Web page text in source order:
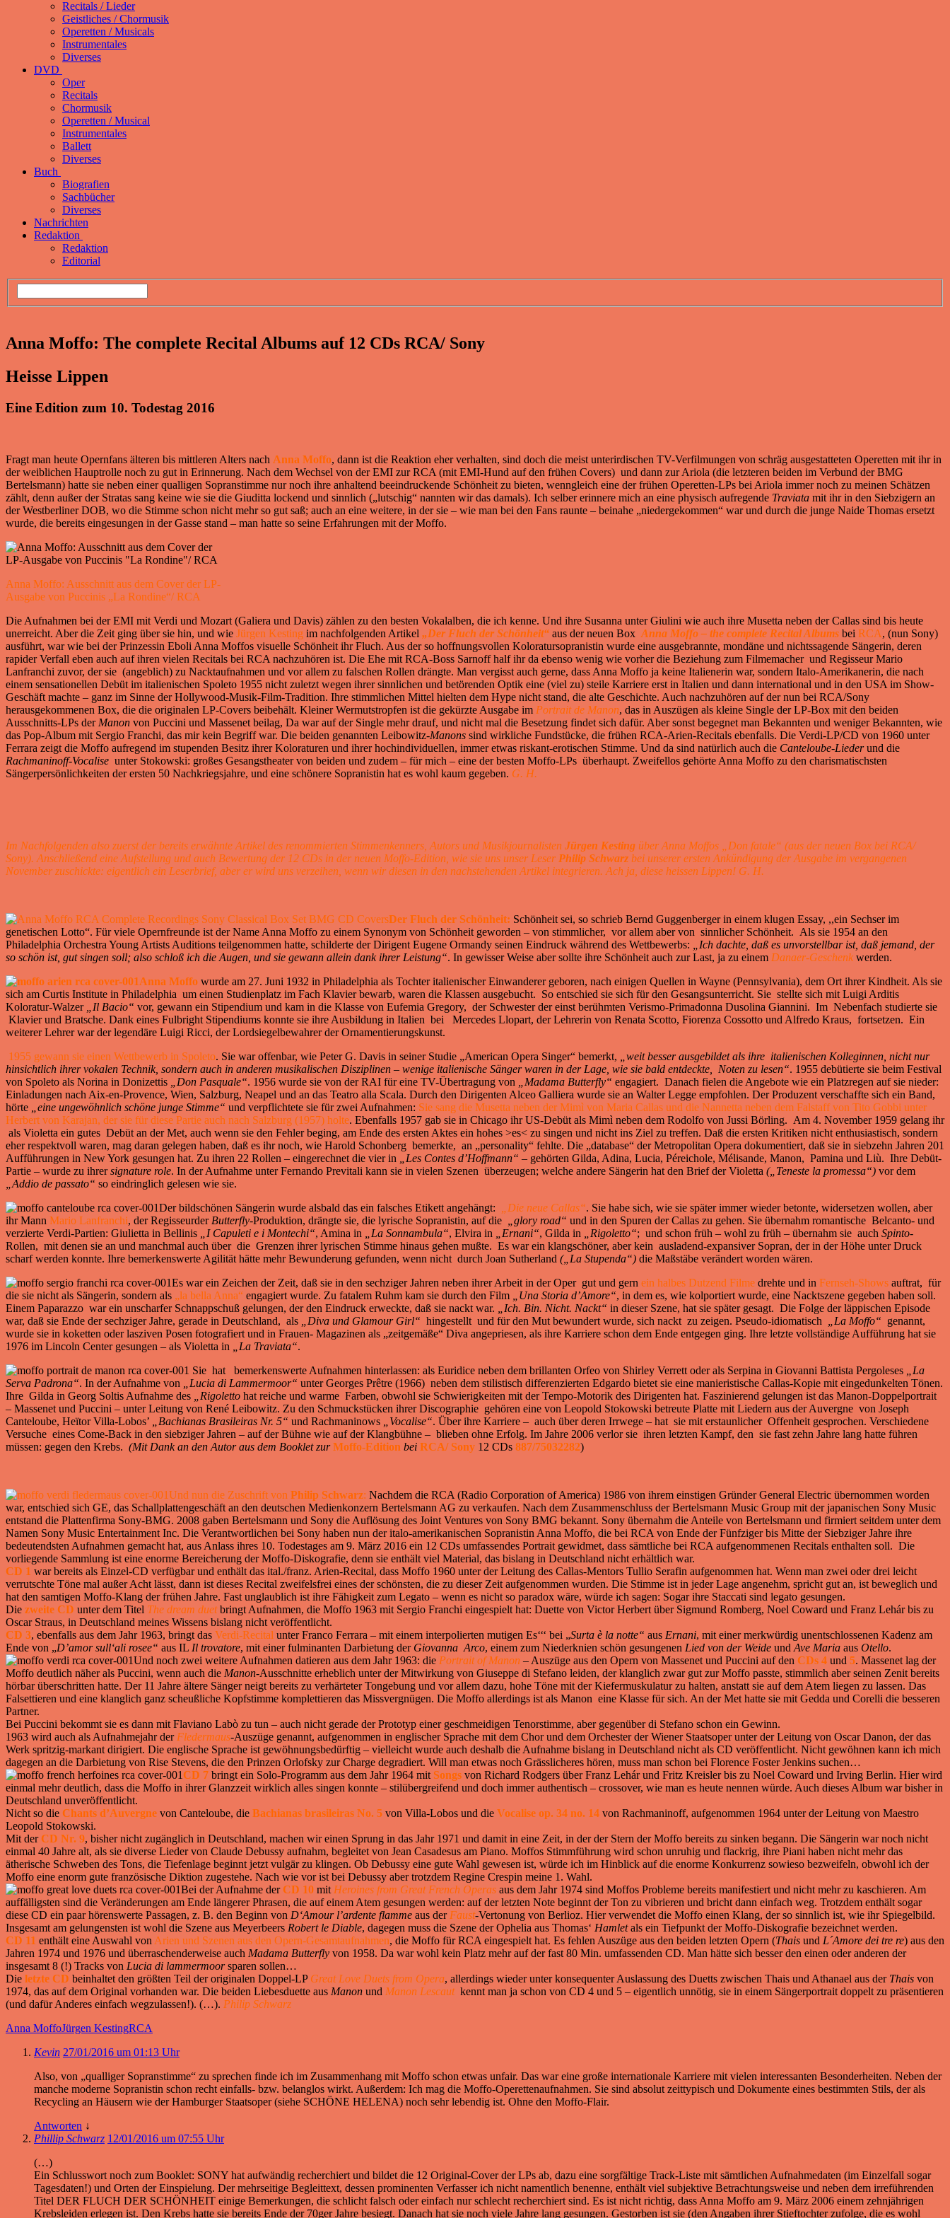
Recitals / Lieder
Geistliches / Chormusik
Operetten / Musicals
Instrumentales
Diverses
DVD
Oper
Recitals
Chormusik
Operetten / Musical
Instrumentales
Ballett
Diverses
Buch
Biografien
Sachbücher
Diverses
Nachrichten
Redaktion
Redaktion
Editorial
Anna Moffo: The complete Recital Albums auf 12 CDs RCA/ Sony
Heisse Lippen
Eine Edition zum 10. Todestag 2016
Fragt man heute Opernfans älteren bis mittleren Alters nach Anna Moffo, dann ist die Reaktion eher verhalten, sind doch die meist unterirdischen TV-Verfilmungen von schräg ausgestatteten Operetten mit ihr in
der weiblichen Hauptrolle noch zu gut in Erinnerung. Nach dem Wechsel von der EMI zur RCA (mit EMI-Hund auf den frühen Covers) und dann zur Ariola (die letzteren beiden im Verbund der BMG
Bertelsmann) hatte sie neben einer qualligen Sopranstimme nur noch ihre anhaltend beeindruckende Schönheit zu bieten, wenngleich eine der frühen Operetten-LPs bei Ariola immer noch zu meinen Schätzen
zählt, denn außer der Stratas sang keine wie sie die Giuditta lockend und sinnlich („lutschig“ nannten wir das damals). Ich selber erinnere mich an eine physisch aufregende Traviata mit ihr in den Siebzigern an
der Westberliner DOB, wo die Stimme schon nicht mehr so gut saß; auch an eine weitere, in der sie – wie man bei den Fans raunte – beinahe „niedergekommen“ war und durch die junge Naide Thomas ersetzt
wurde, die bereits eingesungen in der Gasse stand – man hatte so seine Erfahrungen mit der Moffo.
Anna Moffo: Ausschnitt aus dem Cover der LP-
Ausgabe von Puccinis „La Rondine“/ RCA
Die Aufnahmen bei der EMI mit Verdi und Mozart (Galiera und Davis) zählen zu den besten Vokalalben, die ich kenne. Und ihre Susanna unter Giulini wie auch ihre Musetta neben der Callas sind bis heute
unerreicht. Aber die Zeit ging über sie hin, und wie Jürgen Kesting im nachfolgenden Artikel „Der Fluch der Schönheit“ aus der neuen Box Anna Moffo – the complete Recital Albums bei RCA, (nun Sony)
ausführt, war wie bei der Prinzessin Eboli Anna Moffos visuelle Schönheit ihr Fluch. Aus der so hoffnungsvollen Koloratursopranistin wurde eine ausgebrannte, mondäne und nichtssagende Sängerin, deren
rapider Verfall eben auch auf ihren vielen Recitals bei RCA nachzuhören ist. Die Ehe mit RCA-Boss Sarnoff half ihr da ebenso wenig wie vorher die Beziehung zum Filmemacher und Regisseur Mario
Lanfranchi zuvor, der sie (angeblich) zu Nacktaufnahmen und vor allem zu falschen Rollen drängte. Man vergisst auch gerne, dass Anna Moffo ja keine Italienerin war, sondern Italo-Amerikanerin, die nach
einem sensationellen Debüt im italienischen Spoleto 1955 nicht zuletzt wegen ihrer sinnlichen und betörenden Optik eine (viel zu) steile Karriere erst in Italien und dann international und in den USA im Show-
Geschäft machte – ganz im Sinne der Hollywood-Musik-Film-Tradition. Ihre stimmlichen Mittel hielten dem Hype nicht stand, die alte Geschichte. Auch nachzuhören auf der nun bei RCA/Sony
herausgekommenen Box, die die originalen LP-Covers beibehält. Kleiner Wermutstropfen ist die gekürzte Ausgabe im Portrait de Manon, das in Auszügen als kleine Single der LP-Box mit den beiden
Ausschnitts-LPs der Manon von Puccini und Massenet beilag, Da war auf der Single mehr drauf, und nicht mal die Besetzung findet sich dafür. Aber sonst begegnet man Bekannten und weniger Bekannten, wie
das Pop-Album mit Sergio Franchi, das mir kein Begriff war. Die beiden genannten Leibowitz-Manons sind wirkliche Fundstücke, die frühen RCA-Arien-Recitals ebenfalls. Die Verdi-LP/CD von 1960 unter
Ferrara zeigt die Moffo aufregend im stupenden Besitz ihrer Koloraturen und ihrer hochindividuellen, immer etwas riskant-erotischen Stimme. Und da sind natürlich auch die Canteloube-Liederund die
Rachmaninoff-Vocalise unter Stokowski: großes Gesangstheater von beiden und zudem – für mich – eine der besten Moffo-LPs überhaupt. Zweifellos gehörte Anna Moffo zu den charismatischsten
Sängerpersönlichkeiten der ersten 50 Nachkriegsjahre, und eine schönere Sopranistin hat es wohl kaum gegeben. G. H.
Im Nachfolgenden also zuerst der bereits erwähnte Artikel des renommierten Stimmenkenners, Autors und Musikjournalisten Jürgen Kesting über Anna Moffos „Don fatale“ (aus der neuen Box bei RCA/
Sony). Anschließend eine Aufstellung und auch Bewertung der 12 CDs in der neuen Moffo-Edition, wie sie uns unser Leser Philip Schwarz bei unserer ersten Ankündigung der Ausgabe im vergangenen
November zuschickte: eigentlich ein Leserbrief, aber er wird uns verzeihen, wenn wir diesen in den nachstehenden Artikel integrieren. Ach ja, diese heissen Lippen! G. H.
Der Fluch der Schönheit: Schönheit sei, so schrieb Bernd Guggenberger in einem klugen Essay, ,,ein Sechser im
genetischen Lotto“. Für viele Opernfreunde ist der Name Anna Moffo zu einem Synonym von Schönheit geworden – von stimmlicher, vor allem aber von sinnlicher Schönheit. Als sie 1954 an den
Philadelphia Orchestra Young Artists Auditions teilgenommen hatte, schilderte der Dirigent Eugene Ormandy seinen Eindruck während des Wettbewerbs: „Ich dachte, daß es unvorstellbar ist, daß jemand, der
so schön ist, gut singen soll; also schloß ich die Augen, und sie gewann allein dank ihrer Leistung“. In gewisser Weise aber sollte ihre Schönheit auch zur Last, ja zu einem Danaer-Geschenk werden.
Anna Moffo wurde am 27. Juni 1932 in Philadelphia als Tochter italienischer Einwanderer geboren, nach einigen Quellen in Wayne (Pennsylvania), dem Ort ihrer Kindheit. Als sie
sich am Curtis Institute in Philadelphia um einen Studienplatz im Fach Klavier bewarb, waren die Klassen ausgebucht. So entschied sie sich für den Gesangsunterricht. Sie stellte sich mit Luigi Arditis
Koloratur-Walzer„Il Bacio“ vor, gewann ein Stipendium und kam in die Klasse von Eufemia Gregory, der Schwester der einst berühmten Verismo-Primadonna Dusolina Giannini. Im Nebenfach studierte sie
Klavier und Bratsche. Dank eines Fulbright Stipendiums konnte sie ihre Ausbildung in Italien bei Mercedes Llopart, der Lehrerin von Renata Scotto, Fiorenza Cossotto und Alfredo Kraus, fortsetzen. Ein
weiterer Lehrer war der legendäre Luigi Ricci, der Lordsiegelbewahrer der Ornamentierungskunst.
1955 gewann sie einen Wettbewerb in Spoleto. Sie war offenbar, wie Peter G. Davis in seiner Studie „American Opera Singer“ bemerkt, „weit besser ausgebildet als ihre italienischen Kolleginnen, nicht nur
hinsichtlich ihrer vokalen Technik, sondern auch in anderen musikalischen Disziplinen – wenige italienische Sänger waren in der Lage, wie sie bald entdeckte, Noten zu lesen“. 1955 debütierte sie beim Festival
von Spoleto als Norina in Donizettis „Don Pasquale“. 1956 wurde sie von der RAI für eine TV-Übertragung von „Madama Butterfly“ engagiert. Danach fielen die Angebote wie ein Platzregen auf sie nieder:
Einladungen nach Aix-en-Provence, Wien, Salzburg, Neapel und an das Teatro alla Scala. Durch den Dirigenten Alceo Galliera wurde sie an Walter Legge empfohlen. Der Produzent verschaffte sich ein Band,
hörte „eine ungewöhnlich schöne junge Stimme“ und verpflichtete sie für zwei Aufnahmen: Sie sang die Musetta neben der Mimì von Maria Callas und die Nannetta neben dem Falstaff von Tito Gobbi unter
Herbert von Karajan, der sie für diese Partie auch nach Salzburg (1957) holte. Ebenfalls 1957 gab sie in Chicago ihr US-Debüt als Mimì neben dem Rodolfo von Jussi Börling. Am 4. November 1959 gelang ihr
als Violetta ein gutes Debüt an der Met, auch wenn sie den Fehler beging, am Ende des ersten Aktes ein hohes >es< zu singen und nicht ins Ziel zu treffen. Daß die ersten Kritiken nicht enthusiastisch, sondern
eher respektvoll waren, mag daran gelegen haben, daß es ihr noch, wie Harold Schonberg bemerkte, an „personality“ fehlte. Die „database“ der Metropolitan Opera dokumentiert, daß sie in siebzehn Jahren 201
Aufführungen in New York gesungen hat. Zu ihren 22 Rollen – eingerechnet die vier in
„Les Contes d’Hoffmann“ – gehörten Gilda, Adina, Lucia, Péreichole, Mélisande, Manon, Pamina und Liù. Ihre Debüt-
Partie – wurde zu ihrersignature role. In der Aufnahme unter Fernando Previtali kann sie in vielen Szenen überzeugen; welche andere Sängerin hat den Brief der Violetta („Teneste la promessa“) vor dem
„Addio de passato“ so eindringlich gelesen wie sie.
Der bildschönen Sängerin wurde alsbald das ein falsches Etikett angehängt:
„Die neue Callas“. Sie habe sich, wie sie später immer wieder betonte, widersetzen wollen, aber
ihr Mann Mario Lanfranchi, der Regisseurder Butterfly-Produktion, drängte sie, die lyrische Sopranistin, auf die „glory road“ und in den Spuren der Callas zu gehen. Sie übernahm romantische Belcanto- und
verzierte Verdi-Partien: Giulietta in Bellinis
„I Capuleti e i Montechi“, Amina in „La Sonnambula“, Elvira in „Ernani“, Gilda in „Rigoletto“; und schon früh – wohl zu früh – übernahm sie auch Spinto-
Rollen, mit denen sie an und manchmal auch über die Grenzen ihrer lyrischen Stimme hinaus gehen mußte. Es war ein klangschöner, aber kein ausladend-expansiver Sopran, der in der Höhe unter Druck
scharf werden konnte. Ihre bemerkenswerte Agilität hätte mehr Bewunderung gefunden, wenn nicht durch Joan Sutherland („La Stupenda“) die Maßstäbe verändert worden wären.
Es war ein Zeichen der Zeit, daß sie in den sechziger Jahren neben ihrer Arbeit in der Oper gut und gern ein halbes Dutzend Filme drehte und in Fernseh-Shows auftrat, für
die sie nicht als Sängerin, sondern als „la bella Anna“ engagiert wurde. Zu fatalem Ruhm kam sie durch den Film „Una Storia d’Amore“, in dem es, wie kolportiert wurde, eine Nacktszene gegeben haben soll.
Einem Paparazzo war ein unscharfer Schnappschuß gelungen, der den Eindruck erweckte, daß sie nackt war.
„Ich. Bin. Nicht. Nackt“ in dieser Szene, hat sie später gesagt. Die Folge der läppischen Episode
war, daß sie Ende der sechziger Jahre, gerade in Deutschland, als „Diva und Glamour Girl“ hingestellt und für den Mut bewundert wurde, sich nackt zu zeigen. Pseudo-idiomatisch „La Moffo“ genannt,
wurde sie in koketten oder lasziven Posen fotografiert und in Frauen- Magazinen als „zeitgemäße“ Diva angepriesen, als ihre Karriere schon dem Ende entgegen ging. Ihre letzte vollständige Aufführung hat sie
1976 im Lincoln Center gesungen – als Violetta in „La Traviata“.
Sie hat bemerkenswerte Aufnahmen hinterlassen: als Euridice neben dem brillanten Orfeo von Shirley Verrett oder als Serpina in Giovanni Battista Pergoleses „La
Serva Padrona“. In der Aufnahme von „Lucia di Lammermoor“ unter Georges Prêtre (1966) neben dem stilistisch differenzierten Edgardo bietet sie eine manieristische Callas-Kopie mit eingedunkelten Tönen.
Ihre Gilda in Georg Soltis Aufnahme des
„Rigoletto hat reiche und warme Farben, obwohl sie Schwierigkeiten mit der Tempo-Motorik des Dirigenten hat. Faszinierend gelungen ist das Manon-Doppelportrait
– Massenet und Puccini – unter Leitung von René Leibowitz. Zu den Schmuckstücken ihrer Discographie gehören eine von Leopold Stokowski betreute Platte mit Liedern aus der Auvergne von Joseph
Canteloube, Heïtor Villa-Lobos’
„Bachianas Brasileiras Nr. 5“ und Rachmaninows „Vocalise“. Über ihre Karriere – auch über deren Irrwege – hat sie mit erstaunlicher Offenheit gesprochen. Verschiedene
Versuche eines Come-Back in den siebziger Jahren – auf der Bühne wie auf der Klangbühne – blieben ohne Erfolg. Im Jahre 2006 verlor sie ihren letzten Kampf, den sie fast zehn Jahre lang hatte führen
müssen: gegen den Krebs. (Mit Dank an den Autor aus dem Booklet zurMoffo-Edition bei RCA/ Sony 12 CDs 887/75032282)
Und nun die Zuschrift von Philip Schwarz: Nachdem die RCA (Radio Corporation of America) 1986 von ihrem einstigen Gründer General Electric übernommen worden
war, entschied sich GE, das Schallplattengeschäft an den deutschen Medienkonzern Bertelsmann AG zu verkaufen. Nach dem Zusammenschluss der Bertelsmann Music Group mit der japanischen Sony Music
entstand die Plattenfirma Sony-BMG. 2008 gaben Bertelsmann und Sony die Auflösung des Joint Ventures von Sony BMG bekannt. Sony übernahm die Anteile von Bertelsmann und firmiert seitdem unter dem
Namen Sony Music Entertainment Inc. Die Verantwortlichen bei Sony haben nun der italo-amerikanischen Sopranistin Anna Moffo, die bei RCA von Ende der Fünfziger bis Mitte der Siebziger Jahre ihre
bedeutendsten Aufnahmen gemacht hat, aus Anlass ihres 10. Todestages am 9. März 2016 ein 12 CDs umfassendes Portrait gewidmet, dass sämtliche bei RCA aufgenommenen Recitals enthalten soll. Die
vorliegende Sammlung ist eine enorme Bereicherung der Moffo-Diskografie, denn sie enthält viel Material, das bislang in Deutschland nicht erhältlich war.
CD 1 war bereits als Einzel-CD verfügbar und enthält das ital./franz. Arien-Recital, dass Moffo 1960 unter der Leitung des Callas-Mentors Tullio Serafin aufgenommen hat. Wenn man zwei oder drei leicht
verrutschte Töne mal außer Acht lässt, dann ist dieses Recital zweifelsfrei eines der schönsten, die zu dieser Zeit aufgenommen wurden. Die Stimme ist in jeder Lage angenehm, spricht gut an, ist beweglich und
hat den samtigen Moffo-Klang der frühen Jahre. Fast unglaublich ist ihre Fähigkeit zum Legato – wenn es nicht so paradox wäre, würde ich sagen: Sogar ihre Staccati sind legato gesungen.
Die zweite CD unter dem Titel The dream duet bringt Aufnahmen, die Moffo 1963 mit Sergio Franchi eingespielt hat: Duette von Victor Herbert über Sigmund Romberg, Noel Coward und Franz Lehár bis zu
Oscar Straus, in Deutschland meines Wissens bislang nicht veröffentlicht.
CD 3, ebenfalls aus dem Jahr 1963, bringt das Verdi-Recital unter Franco Ferrara – mit einem interpolierten mutigen Es‘‘‘ bei „Surta è la notte“ aus Ernani, mit einer merkwürdig unentschlossenen Kadenz am
Ende von „D’amor sull‘ali rosee“ aus IL Il trovatore, mit einer fulminanten Darbietung der Giovanna Arco, einem zum Niederknien schön gesungenen Lied von der Weide und Ave Maria aus Otello.
Und noch zwei weitere Aufnahmen datieren aus dem Jahr 1963: die Portrait of Manon – Auszüge aus den Opern von Massenet und Puccini auf den CDs 4 und 5. Massenet lag der
Moffo deutlich näher als Puccini, wenn auch die Manon-Ausschnitte erheblich unter der Mitwirkung von Giuseppe di Stefano leiden, der klanglich zwar gut zur Moffo passte, stimmlich aber seinen Zenit bereits
hörbar überschritten hatte. Der 11 Jahre ältere Sänger neigt bereits zu verhärteter Tongebung und vor allem dazu, hohe Töne mit der Kiefermuskulatur zu halten, anstatt sie auf dem Atem liegen zu lassen. Das
Falsettieren und eine klanglich ganz scheußliche Kopfstimme komplettieren das Missvergnügen. Die Moffo allerdings ist als Manon eine Klasse für sich. An der Met hatte sie mit Gedda und Corelli die besseren
Partner.
Bei Puccini bekommt sie es dann mit Flaviano Labò zu tun – auch nicht gerade der Prototyp einer geschmeidigen Tenorstimme, aber gegenüber di Stefano schon ein Gewinn.
1963 wird auch als Aufnahmejahr der Fledermaus-Auszüge genannt, aufgenommen in englischer Sprache mit dem Chor und dem Orchester der Wiener Staatsoper unter der Leitung von Oscar Danon, der das
Werk spritzig-markant dirigiert. Die englische Sprache ist gewöhnungsbedürftig – vielleicht wurde auch deshalb die Aufnahme bislang in Deutschland nicht als CD veröffentlicht. Nicht gewöhnen kann ich mich
dagegen an die Darbietung von Rise Stevens, die den Prinzen Orlofsky zur Charge degradiert. Will man etwas noch Grässlicheres hören, muss man schon bei Florence Foster Jenkins suchen…
CD 7 bringt ein Solo-Programm aus dem Jahr 1964 mit Songs von Richard Rodgers über Franz Lehár und Fritz Kreisler bis zu Noel Coward und Irving Berlin. Hier wird
einmal mehr deutlich, dass die Moffo in ihrer Glanzzeit wirklich alles singen konnte – stilübergreifend und doch immer authentisch – crossover, wie man es heute nennen würde. Auch dieses Album war bisher in
Deutschland unveröffentlicht.
Nicht so die Chants d’Auvergne von Canteloube, die Bachianas brasileiras No. 5 von Villa-Lobos und die Vocalise op. 34 no. 14 von Rachmaninoff, aufgenommen 1964 unter der Leitung von Maestro
Leopold Stokowski.
Mit der CD Nr. 9, bisher nicht zugänglich in Deutschland, machen wir einen Sprung in das Jahr 1971 und damit in eine Zeit, in der der Stern der Moffo bereits zu sinken begann. Die Sängerin war noch nicht
einmal 40 Jahre alt, als sie diverse Lieder von Claude Debussy aufnahm, begleitet von Jean Casadesus am Piano. Moffos Stimmführung wird schon unruhig und flackrig, ihre Piani haben nicht mehr das
ätherische Schweben des Tons, die Tiefenlage beginnt jetzt vulgär zu klingen. Ob Debussy eine gute Wahl gewesen ist, würde ich im Hinblick auf die enorme Konkurrenz sowieso bezweifeln, obwohl ich der
Moffo eine enorm gute französische Diktion zugestehe. Nach wie vor ist bei Debussy aber trotzdem Regine Crespin meine 1. Wahl.
Bei der Aufnahme der CD 10 mit Heroines from Great French Operas aus dem Jahr 1974 sind Moffos Probleme bereits manifestiert und nicht mehr zu kaschieren. Am
auffälligsten sind die Veränderungen am Ende längerer Phrasen, die auf einem Atem gesungen werden: auf der letzten Note beginnt der Ton zu vibrieren und bricht dann einfach weg. Trotzdem enthält sogar
diese CD ein paar hörenswerte Passagen, z. B. den Beginn von D‘Amour l’ardente flamme aus der Faust-Vertonung von Berlioz. Hier verwendet die Moffo einen Klang, der so sinnlich ist, wie ihr Spiegelbild.
Insgesamt am gelungensten ist wohl die Szene aus Meyerbeers Robert le Diable, dagegen muss die Szene der Ophelia aus Thomas‘ Hamletals ein Tiefpunkt der Moffo-Diskografie bezeichnet werden.
CD 11 enthält eine Auswahl von Arien und Szenen aus den Opern-Gesamtaufnahmen, die Moffo für RCA eingespielt hat. Es fehlen Auszüge aus den beiden letzten Opern (Thais und L´Amore dei tre re) aus den
Jahren 1974 und 1976 und überraschenderweise auch Madama Butterfly von 1958. Da war wohl kein Platz mehr auf der fast 80 Min. umfassenden CD. Man hätte sich besser den einen oder anderen der
insgesamt 8 (!) Tracks von Lucia di lammermoorsparen sollen…
Die letzte CD beinhaltet den größten Teil der originalen Doppel-LP Great Love Duets from Opera, allerdings wieder unter konsequenter Auslassung des Duetts zwischen Thais und Athanael aus der Thais von
1974, das auf dem Original vorhanden war. Die beiden Liebesduette aus Manon und Manon Lescautkennt man ja schon von CD 4 und 5 – eigentlich unnötig, sie in einem Sängerportrait doppelt zu präsentieren
(und dafür Anderes einfach wegzulassen!). (…). Philip Schwarz
Anna MoffoJürgen KestingRCA
Kevin 27/01/2016 um 01:13 Uhr
Also, von „qualliger Sopranstimme“ zu sprechen finde ich im Zusammenhang mit Moffo schon etwas unfair. Das war eine große internationale Karriere mit vielen interessanten Besonderheiten. Neben der
manche moderne Sopranistin schon recht einfalls- bzw. belanglos wirkt. Außerdem: Ich mag die Moffo-Operettenaufnahmen. Sie sind absolut zeittypisch und Dokumente eines bestimmten Stils, der als
Recycling an Häusern wie der Hamburger Staatsoper (siehe SCHÖNE HELENA) noch sehr lebendig ist. Ohne den Moffo-Flair.
Antworten ↓
Phillip Schwarz 12/01/2016 um 07:55 Uhr
(…)
Ein Schlusswort noch zum Booklet: SONY hat aufwändig recherchiert und bildet die 12 Original-Cover der LPs ab, dazu eine sorgfältige Track-Liste mit sämtlichen Aufnahmedaten (im Einzelfall sogar
Tagesdaten!) und Orten der Einspielung. Der mehrseitige Begleittext, dessen prominenten Verfasser ich nicht namentlich benenne, enthält viel subjektive Betrachtungsweise und neben dem irreführenden
Titel DER FLUCH DER SCHÖNHEIT einige Bemerkungen, die schlicht falsch oder einfach nur schlecht recherchiert sind. Es ist nicht richtig, dass Anna Moffo am 9. März 2006 einem zehnjährigen
Krebsleiden erlegen ist. Den Krebs hatte sie bereits Ende der 70ger Jahre besiegt. Danach hat sie noch viele Jahre lang gesungen. Gestorben ist sie (den Angaben ihrer Stieftochter zufolge, die es wohl